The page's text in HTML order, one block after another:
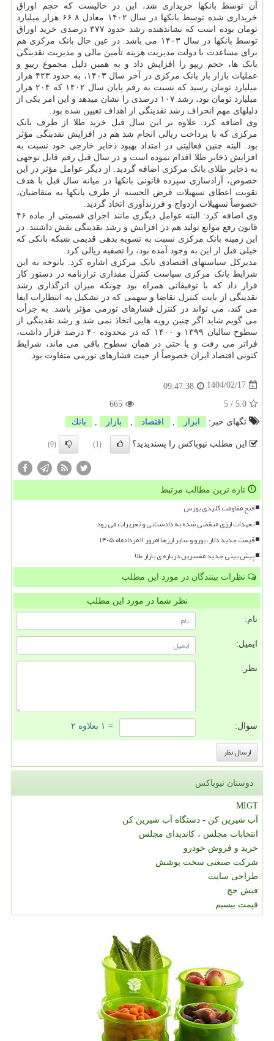
آن توسط بانکها خریداری شد، این در حالیست که حجم اوراق
خریداری شده توسط بانکها در سال ۱۴۰۲ معادل ۶۶.۸ هزار میلیارد
تومان بوده است که نشاندهنده رشد حدود ۳۷۷ درصدی خرید اوراق
توسط بانکها در سال ۱۴۰۳ می باشد. در عین حال بانک مرکزی هم
برای مساعدت با دولت مدیریت هزینه تأمین مالی و مدیریت نقدینگی
بانک ها، حجم ریپو را افزایش داد و به همین دلیل مجموع ریپو و
عملیات بازار باز بانک مرکزی در آخر سال ۱۴۰۳، به حدود ۴۲۳ هزار
میلیارد تومان رسید که نسبت به رقم پایان سال ۱۴۰۲ که ۲۰۴ هزار
میلیارد تومان بود، رشد ۱۰۷ درصدی را نشان میدهد و این امر یکی از
دلیلهای مهم انحراف رشد نقدینگی از اهداف تعیین شده بود.
وی اضافه کرد: علاوه بر این سال قبل خرید طلا از طرف بانک
مرکزی که با پرداخت ریالی انجام شد هم در افزایش نقدینگی مؤثر
بود. البته چنین فعالیتی در امتداد بهبود ذخایر خارجی خود نسبت به
افزایش ذخایر طلا اقدام نموده است و در سال قبل رقم قابل توجهی
به ذخایر طلای بانک مرکزی اضافه گردید. از دیگر عوامل مؤثر در این
خصوص، آزادسازی سپرده قانونی بانکها در میانه سال قبل با هدف
تقویت اعطای تسهیلات قرض الحسنه از طرف بانکها به متقاضیان،
خصوصاً تسهیلات ازدواج و فرزندآوری اتخاذ گردید.
وی اضافه کرد: البته عوامل دیگری مانند اجرای قسمتی از ماده ۴۶
قانون رفع موانع تولید هم در افزایش و رشد نقدینگی نقش داشتند. در
این زمینه بانک مرکزی نسبت به تسویه بدهی قدیمی شبکه بانکی که
خیلی قبل از این به وجود آمده بود، را تصفیه ریالی کرد.
مدیرکل سیاستهای اقتصادی بانک مرکزی اشاره کرد: باتوجه به این
شرایط بانک مرکزی سیاست کنترل مقداری ترازنامه در دستور کار
قرار داد که با توفیقاتی همراه بود چونکه میزان اثرگذاری رشد
نقدینگی از بابت کنترل تقاضا و سهمی که در تشکیل به انتظارات ایفا
می کند، می تواند در کنترل فشارهای تورمی مؤثر باشد. به جرأت
می گویم شاید اگر چنین رویه هایی اتخاذ نمی شد و رشد نقدینگی از
سطوح سالیان ۱۳۹۹ و ۱۴۰۰ که در محدوده ۴۰ درصد قرار داشت،
فراتر می رفت و یا حتی در همان سطوح باقی می ماند، شرایط
کنونی اقتصاد ایران خصوصاً از حیث فشارهای تورمی متفاوت بود.
1404/02/17
09:47:38
5.0
/
5
665
تگهای خبر:
ابزار اقتصاد بازار بانك
این مطلب نیوباکس را پسندیدید؟ (1)
(0)
تازه ترین مطالب مرتبط
فتح مقاومت کلیدی بورس
تعهدات ارزی منقضی شده به دادستانی و تعزیرات می رود
قیمت جدید دلار، یورو و سایر ارزها امروز ۱۱ مردادماه ۱۴۰۵
پیش بینی جدید مفسرین درباره ی بازار طلا
نظرات بینندگان در مورد این مطلب
نظر شما در مورد این مطلب
نام:
ایمیل:
نظر:
سوال: = ۱ بعلاوه ۲
دوستان نیوباکس
MIGT
آب شیرین کن - دستگاه آب شیرین کن
انتخابات مجلس ، کاندیدای مجلس
خرید و فروش خودرو
شرکت صنعتی سخت پوشش
طراحی سایت
فیش حج
قیمت بیسیم